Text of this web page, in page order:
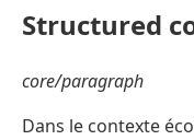
Structured
core/paragraph
Dans le contexte